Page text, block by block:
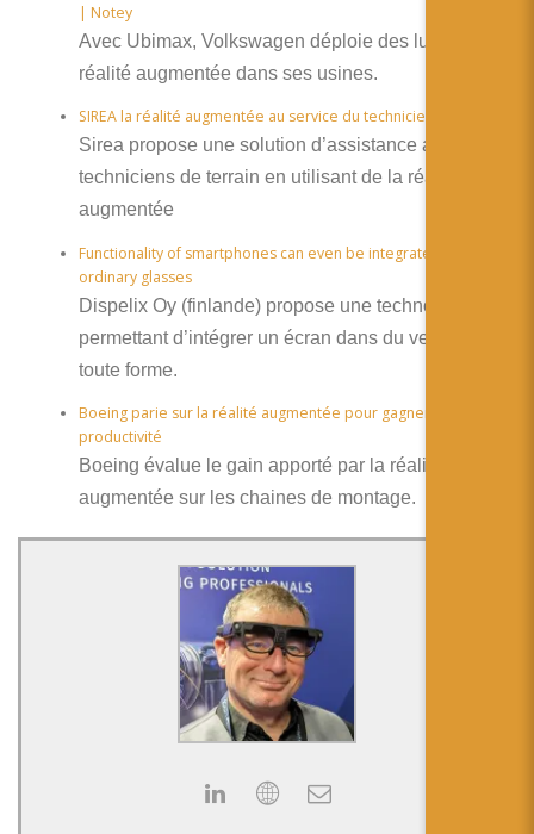
| Notey
Avec Ubimax, Volkswagen déploie des lunettes de
réalité augmentée dans ses usines.
SIREA la réalité augmentée au service du technicien 3.0
Sirea propose une solution d’assistance aux
techniciens de terrain en utilisant de la réalité
augmentée
Functionality of smartphones can even be integrated into
ordinary glasses
Dispelix Oy (finlande) propose une technologie
permettant d’intégrer un écran dans du verre de
toute forme.
Boeing parie sur la réalité augmentée pour gagner en
productivité
Boeing évalue le gain apporté par la réalité
augmentée sur les chaines de montage.